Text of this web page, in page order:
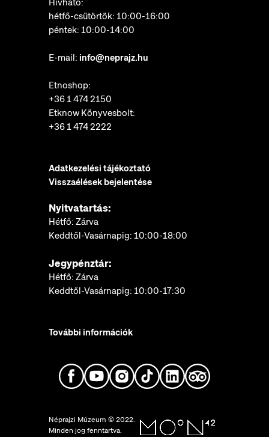
hétfő-csütörtök: 10:00-16:00
péntek: 10:00-14:00
E-mail: info@neprajz.hu
Etnoshop:
+36 1 474 2150
Etknow Könyvesbolt:
+36 1 474 2222
Adatkezelési tájékoztató
Visszaélések bejelentése
Nyitvatartás:
Hétfő: Zárva
Keddtől-Vasárnapig: 10:00-18:00
Jegypénztár:
Hétfő: Zárva
Keddtől-Vasárnapig: 10:00-17:30
További információk
Néprajzi Múzeum © 2022.
Minden jog fenntartva.